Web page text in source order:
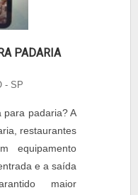
PADARIA
- SP
para padaria? A
restaurantes
equipamento
e a saída
maior